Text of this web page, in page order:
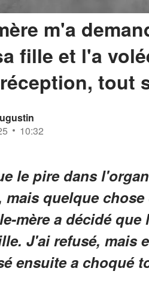
m'a
fille et l'a
tout
10:32
le pire dans
mais quelque
mère a décidé
J'ai refusé, mais
ensuite a choqué